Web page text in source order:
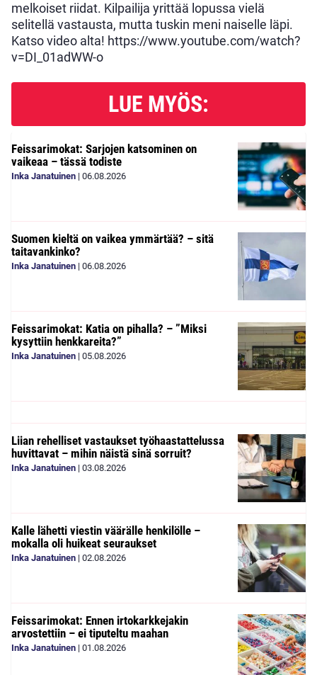
melkoiset riidat. Kilpailija yrittää lopussa vielä
selitellä vastausta, mutta tuskin meni naiselle läpi.
Katso video alta! https://www.youtube.com/watch?
v=DI_01adWW-o
LUE MYÖS:
Feissarimokat: Sarjojen katsominen on
vaikeaa – tässä todiste
Inka Janatuinen | 06.08.2026
Suomen kieltä on vaikea ymmärtää? – sitä
taitavankinko?
Inka Janatuinen | 06.08.2026
Feissarimokat: Katia on pihalla? – ”Miksi
kysyttiin henkkareita?”
Inka Janatuinen | 05.08.2026
Liian rehelliset vastaukset työhaastattelussa
huvittavat – mihin näistä sinä sorruit?
Inka Janatuinen | 03.08.2026
Kalle lähetti viestin väärälle henkilölle –
mokalla oli huikeat seuraukset
Inka Janatuinen | 02.08.2026
Feissarimokat: Ennen irtokarkkejakin
arvostettiin – ei tiputeltu maahan
Inka Janatuinen | 01.08.2026